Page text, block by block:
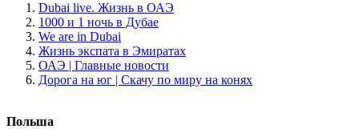
Dubai live. Жизнь в ОАЭ
1000 и 1 ночь в Дубае
We are in Dubai
Жизнь экспата в Эмиратах
ОАЭ | Главные новости
Дорога на юг | Скачу по миру на конях
Польша